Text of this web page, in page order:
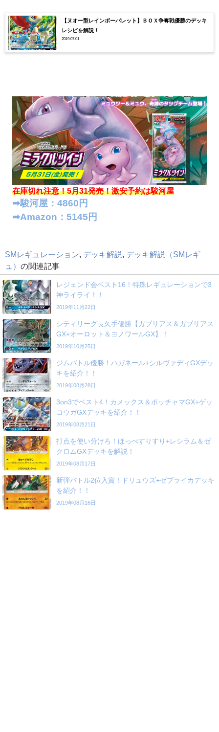
【ヌオー型レインボーバレット】ＢＯＸ争奪戦優勝のデッキ
レシピを解説！
2019.07.01
在庫切れ注意！5月31発売！激安予約は駿河屋
➡︎駿河屋：4860円
➡︎Amazon：5145円
SMレギュレーション デッキ解説
デッキ解説（SMレギ
ュ） の関連記事
レジェンド会ベスト16！特殊レギュレーションで3
神ライライ！！
2019年11月22日
シティリーグ長久手優勝【ガブリアス＆ガブリアス
GX+オーロット＆ヨノワールGX】！
2019年10月25日
ジムバトル優勝！ハガネール+シルヴァディGXデッ
キを紹介！！
2019年08月28日
3on3でベスト4！カメックス＆ポッチャマGX+ゲッ
コウガGXデッキを紹介！！
2019年08月21日
打点を使い分けろ！ほっぺすりすり+レシラム＆ゼ
クロムGXデッキを解説！
2019年08月17日
新弾バトル2位入賞！ドリュウズ+ゼブライカデッキ
を紹介！！
2019年08月16日